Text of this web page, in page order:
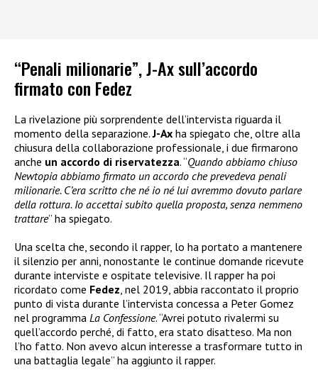
“Penali milionarie”, J-Ax sull’accordo
firmato con Fedez
La rivelazione più sorprendente dell’intervista riguarda il
momento della separazione.J-Ax ha spiegato che, oltre alla
chiusura della collaborazione professionale, i due firmarono
anche un accordo di riservatezza. “Quando abbiamo chiuso
Newtopia abbiamo firmato un accordo che prevedeva penali
milionarie. C’era scritto che né io né lui avremmo dovuto parlare
della rottura. Io accettai subito quella proposta, senza nemmeno
trattare” ha spiegato.
Una scelta che, secondo il rapper, lo ha portato a mantenere
il silenzio per anni, nonostante le continue domande ricevute
durante interviste e ospitate televisive. Il rapper ha poi
ricordato come Fedez , nel 2019, abbia raccontato il proprio
punto di vista durante l’intervista concessa a Peter Gomez
nel programma La Confessione. “Avrei potuto rivalermi su
quell’accordo perché, di fatto, era stato disatteso. Ma non
l’ho fatto. Non avevo alcun interesse a trasformare tutto in
una battaglia legale” ha aggiunto il rapper.